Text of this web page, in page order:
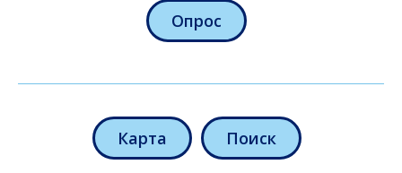
Опрос
Карта Поиск